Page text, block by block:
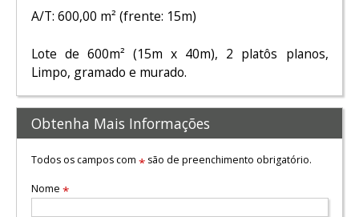
A/T: 600,00 m² (frente: 15m)
Lote de 600m² (15m x 40m), 2 platôs planos,
Limpo, gramado e murado.
Obtenha Mais Informações
Todos os campos com *são de preenchimento obrigatório.
Nome *